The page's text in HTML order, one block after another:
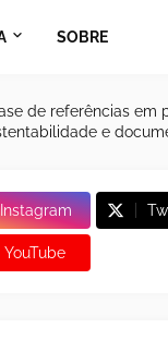
SOBRE
de referências em
e
Instagram
YouTube